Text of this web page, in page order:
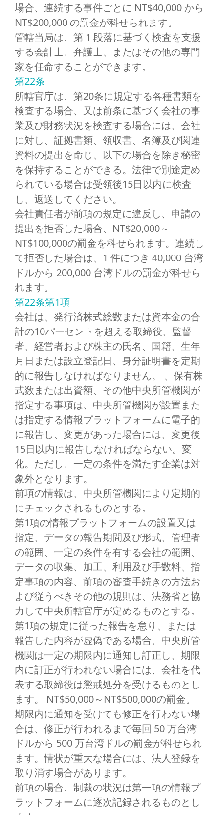
場合、連続する事件ごとに NT$40,000 から
NT$200,000 の罰金が科せられます。
管轄当局は、第 1 段落に基づく検査を支援
する会計士、弁護士、またはその他の専門
家を任命することができます。
第22条
所轄官庁は、第20条に規定する各種書類を
検査する場合、又は前条に基づく会社の事
業及び財務状況を検査する場合には、会社
に対し、証拠書類、領収書、名簿及び関連
資料の提出を命じ、以下の場合を除き秘密
を保持することができる。法律で別途定め
られている場合は受領後15日以内に検査
し、返送してください。
会社責任者が前項の規定に違反し、申請の
提出を拒否した場合、NT$20,000～
NT$100,000の罰金を科せられます。連続し
て拒否した場合は、1 件につき 40,000 台湾
ドルから 200,000 台湾ドルの罰金が科せら
れます。
第22条第1項
会社は、発行済株式総数または資本金の合
計の10パーセントを超える取締役、監督
者、経営者および株主の氏名、国籍、生年
月日または設立登記日、身分証明書を定期
的に報告しなければなりません。 、保有株
式数または出資額、その他中央所管機関が
指定する事項は、中央所管機関が設置また
は指定する情報プラットフォームに電子的
に報告し、変更があった場合には、変更後
15日以内に報告しなければならない。変
化。ただし、一定の条件を満たす企業は対
象外となります。
前項の情報は、中央所管機関により定期的
にチェックされるものとする。
第1項の情報プラットフォームの設置又は
指定、データの報告期間及び形式、管理者
の範囲、一定の条件を有する会社の範囲、
データの収集、加工、利用及び手数料、指
定事項の内容、前項の審査手続きの方法お
よび従うべきその他の規則は、法務省と協
力して中央所轄官庁が定めるものとする。
第1項の規定に従った報告を怠り、または
報告した内容が虚偽である場合、中央所管
機関は一定の期限内に通知し訂正し、期限
内に訂正が行われない場合には、会社を代
表する取締役は懲戒処分を受けるものとし
ます。 NT$50,000～NT$500,000の罰金。
期限内に通知を受けても修正を行わない場
合は、修正が行われるまで毎回 50 万台湾
ドルから 500 万台湾ドルの罰金が科せられ
ます。情状が重大な場合には、法人登録を
取り消す場合があります。
前項の場合、制裁の状況は第一項の情報プ
ラットフォームに逐次記録されるものとし